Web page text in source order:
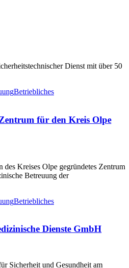
Dienst mit über 50
Betriebliches
für den Kreis Olpe
des Kreises Olpe gegründetes Zentrum
Betreuung der
Betriebliches
Dienste GmbH
Sicherheit und Gesundheit am